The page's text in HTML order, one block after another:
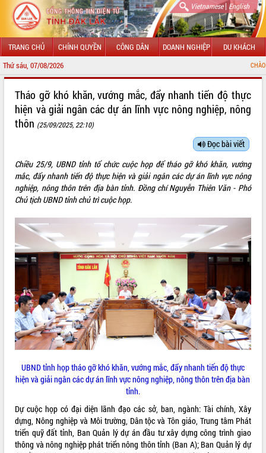
Vietnamese| English
TRANG CHỦ CHÍNH QUYỀN CÔNG DÂN DOANH NGHIỆP DU KHÁCH
Thứ sáu, 07/08/2026 CHÀO MỪNG ĐẾN
LÃNH ĐẠO UBND TỈNH
SỞ, BAN, NGÀNH
UBND CÁC XÃ, PHƯỜNG
HỆ THỐNG VĂN BẢN
VĂN BẢN HĐND TỈNH
ĐIỂM TIN VĂN BẢN
QUY HOẠCH - KẾ HOẠCH
Tháo gỡ khó khăn, vướng mắc, đẩy nhanh tiến độ thực
hiện và giải ngân các dự án lĩnh vực nông nghiệp, nông
thôn (25/09/2025, 22:10)
Đọc bài viết
Chiều 25/9, UBND tỉnh tổ chức cuộc họp để tháo gỡ khó khăn, vướng
mắc, đẩy nhanh tiến độ thực hiện và giải ngân các dự án lĩnh vực nông
nghiệp, nông thôn trên địa bàn tỉnh. Đồng chí Nguyễn Thiên Văn - Phó
Chủ tịch UBND tỉnh chủ trì cuộc họp.
UBND tỉnh họp tháo gỡ khó khăn, vướng mắc, đẩy nhanh tiến độ thực
hiện và giải ngân các dự án lĩnh vực nông nghiệp, nông thôn trên địa bàn
tỉnh.
Dự cuộc họp có đại diện lãnh đạo các sở, ban, ngành: Tài chính, Xây
dựng, Nông nghiệp và Môi trường, Dân tộc và Tôn giáo, Trung tâm Phát
triển quỹ đất tỉnh, Ban Quản lý dự án đầu tư xây dựng công trình giao
thông và nông nghiệp phát triển nông thôn tỉnh (Ban A); Ban Quản lý dự